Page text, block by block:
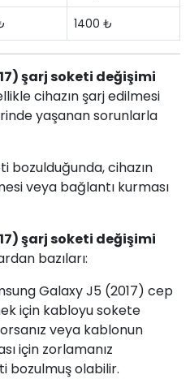
1400 ₺
şarj soketi değişimi
cihazın şarj edilmesi
yaşanan sorunlarla
bozulduğunda, cihazın
veya bağlantı kurması
şarj soketi değişimi
bazıları:
Galaxy J5 (2017) cep
için kabloyu sokete
veya kablonun
için zorlamanız
bozulmuş olabilir.